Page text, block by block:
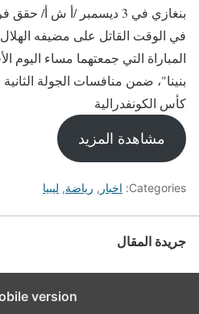
بنغازي في 3 ديسمبر /أ ش
المباراة التي جمعتهما مساء اليوم
بنينا"، ضمن منافسات الجولة
كأس الكونفدرالية
مشاهدة المزيد
Categories: اخبار , رياضة, ليبيا
جريدة المقال
version